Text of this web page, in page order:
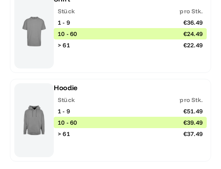
Stück
pro Stk.
1 - 9
€36.49
10 - 60
€24.49
> 61
€22.49
Hoodie
Stück
pro Stk.
1 - 9
€51.49
10 - 60
€39.49
> 61
€37.49